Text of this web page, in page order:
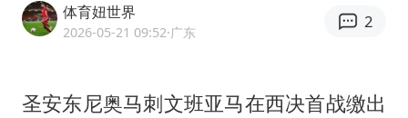
情侣平潭拍日出坠崖1死1伤
全民健身事业高质量发展
体育妞世界
2026-05-21 09:52·广东
2
圣安东尼奥马刺文班亚马在西决首战缴出